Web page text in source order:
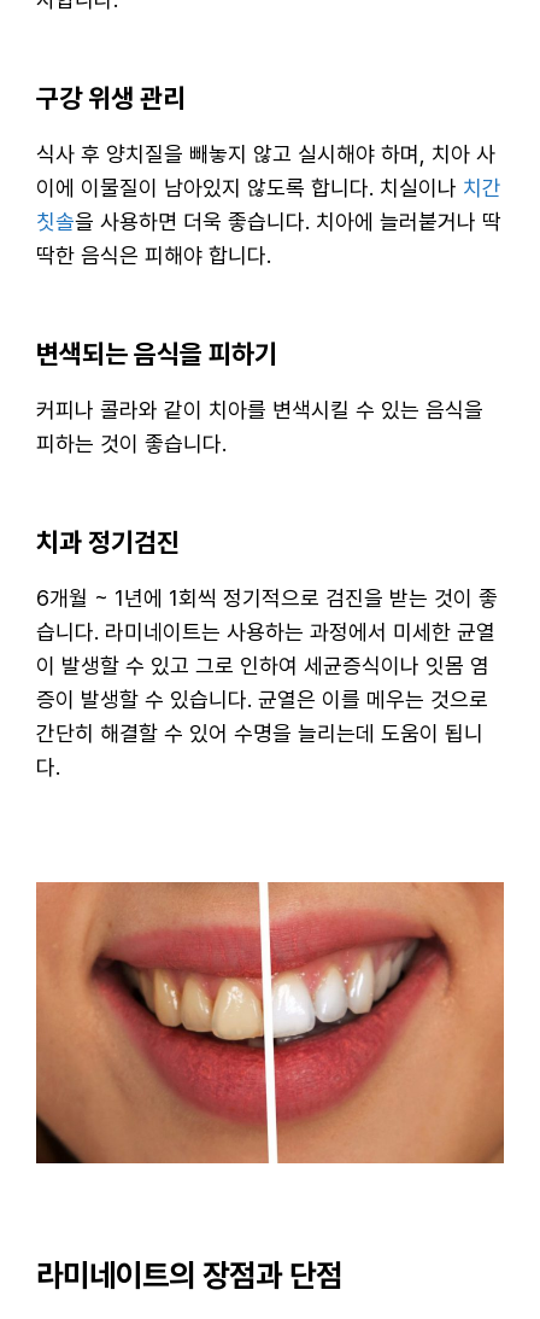
구강 위생 관리
식사 후 양치질을 빼놓지 않고 실시해야 하며, 치아 사
이에 이물질이 남아있지 않도록 합니다. 치실이나 치간
칫솔을 사용하면 더욱 좋습니다. 치아에 늘러붙거나 딱
딱한 음식은 피해야 합니다.
변색되는 음식을 피하기
커피나 콜라와 같이 치아를 변색시킬 수 있는 음식을
피하는 것이 좋습니다.
치과 정기검진
6개월 ~ 1년에 1회씩 정기적으로 검진을 받는 것이 좋
습니다. 라미네이트는 사용하는 과정에서 미세한 균열
이 발생할 수 있고 그로 인하여 세균증식이나 잇몸 염
증이 발생할 수 있습니다. 균열은 이를 메우는 것으로
간단히 해결할 수 있어 수명을 늘리는데 도움이 됩니
다.
라미네이트의 장점과 단점